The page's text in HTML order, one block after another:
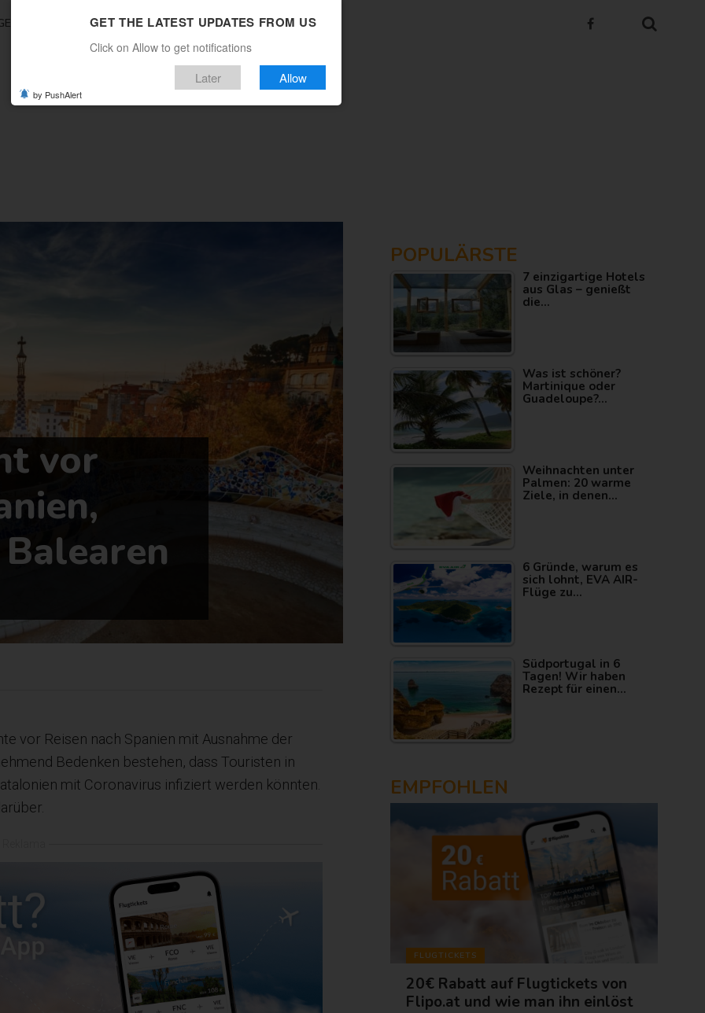
REISEMAGAZIN MULTICITY WOHIN REISEN
vor
vor Reisen nach Spanien mit Ausnahme der
Bedenken bestehen, dass Touristen in
mit Coronavirus infiziert werden könnten.
POPULÄRSTE
7 einzigartige Hotels
aus Glas – genießt
die…
Was ist schöner?
Martinique oder
Guadeloupe?…
Weihnachten unter
Palmen: 20 warme
Ziele, in denen…
6 Gründe, warum es
sich lohnt, EVA AIR-
Flüge zu…
Südportugal in 6
Tagen! Wir haben
Rezept für einen…
EMPFOHLEN
FLUGTICKETS
20€ Rabatt auf Flugtickets von
Flipo.at und wie man ihn einlöst
GET THE LATEST UPDATES FROM US
Click on Allow to get notifications
Later Allow
by PushAlert